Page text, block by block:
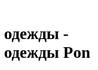
одежды -
одежды Pon